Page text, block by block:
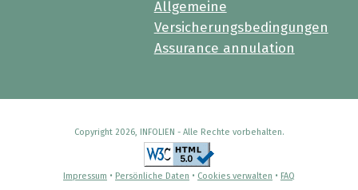
Allgemeine
Versicherungsbedingungen
Assurance annulation
Copyright 2026, INFOLIEN - Alle Rechte vorbehalten.
Impressum • Persönliche Daten • Cookies verwalten • FAQ